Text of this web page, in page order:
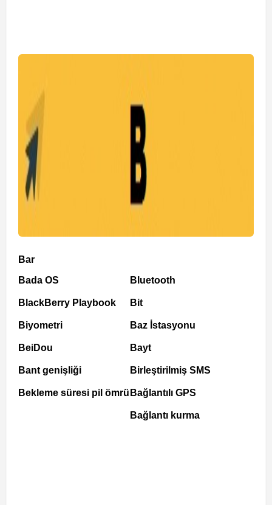
Bar
Bada OS
BlackBerry Playbook
Biyometri
BeiDou
Bant genişliği
Bekleme süresi pil ömrü
Bluetooth
Bit
Baz İstasyonu
Bayt
Birleştirilmiş SMS
Bağlantılı GPS
Bağlantı kurma